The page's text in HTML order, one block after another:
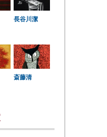
長谷川潔
斎藤清